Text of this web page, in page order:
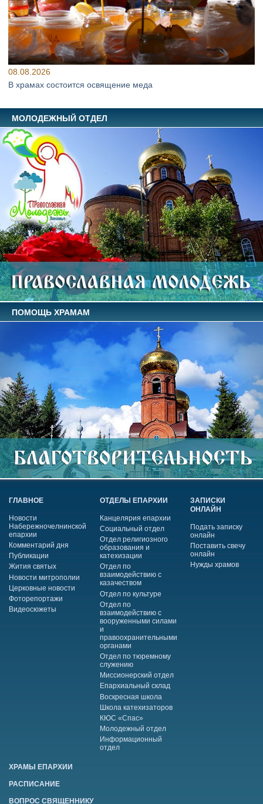
08.08.2026
В храмах состоится освящение меда
МОЛОДЕЖНЫЙ ОТДЕЛ
ПОМОЩЬ ХРАМАМ
ГЛАВНОЕ
Новости
Набережночелнинской
епархии
Комментарий дня
Публикации
Жития святых
Новости митрополии
Церковные новости
Фоторепортажи
Видеосюжеты
ОТДЕЛЫ ЕПАРХИИ
Канцелярия епархии
Социальный отдел
Отдел религиозного
образования и
катехизации
Отдел по
взаимодействию с
казачеством
Отдел по культуре
Отдел по
взаимодействию с
вооруженными силами
и
правоохранительными
органами
Отдел по тюремному
служению
Миссионерский отдел
Епархиальный склад
Воскресная школа
Школа катехизаторов
КЮС «Спас»
Молодежный отдел
Информационный
отдел
ЗАПИСКИ
ОНЛАЙН
Подать записку
онлайн
Поставить свечу
онлайн
Нужды храмов
ХРАМЫ ЕПАРХИИ
РАСПИСАНИЕ
ВОПРОС СВЯЩЕННИКУ